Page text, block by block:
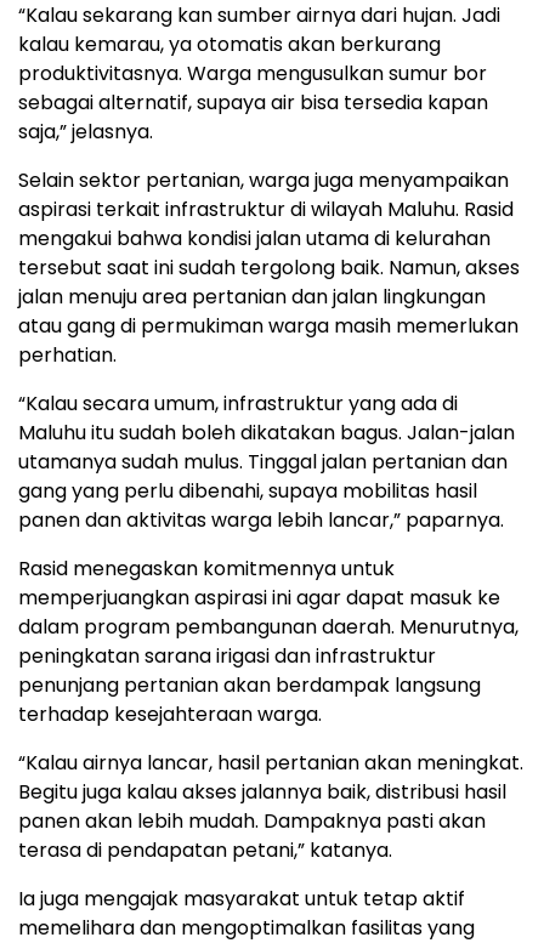
“Kalau sekarang kan sumber airnya dari hujan. Jadi
kalau kemarau, ya otomatis akan berkurang
produktivitasnya. Warga mengusulkan sumur bor
sebagai alternatif, supaya air bisa tersedia kapan
saja,” jelasnya.
Selain sektor pertanian, warga juga menyampaikan
aspirasi terkait infrastruktur di wilayah Maluhu. Rasid
mengakui bahwa kondisi jalan utama di kelurahan
tersebut saat ini sudah tergolong baik. Namun, akses
jalan menuju area pertanian dan jalan lingkungan
atau gang di permukiman warga masih memerlukan
perhatian.
“Kalau secara umum, infrastruktur yang ada di
Maluhu itu sudah boleh dikatakan bagus. Jalan-jalan
utamanya sudah mulus. Tinggal jalan pertanian dan
gang yang perlu dibenahi, supaya mobilitas hasil
panen dan aktivitas warga lebih lancar,” paparnya.
Rasid menegaskan komitmennya untuk
memperjuangkan aspirasi ini agar dapat masuk ke
dalam program pembangunan daerah. Menurutnya,
peningkatan sarana irigasi dan infrastruktur
penunjang pertanian akan berdampak langsung
terhadap kesejahteraan warga.
“Kalau airnya lancar, hasil pertanian akan meningkat.
Begitu juga kalau akses jalannya baik, distribusi hasil
panen akan lebih mudah. Dampaknya pasti akan
terasa di pendapatan petani,” katanya.
Ia juga mengajak masyarakat untuk tetap aktif
memelihara dan mengoptimalkan fasilitas yang